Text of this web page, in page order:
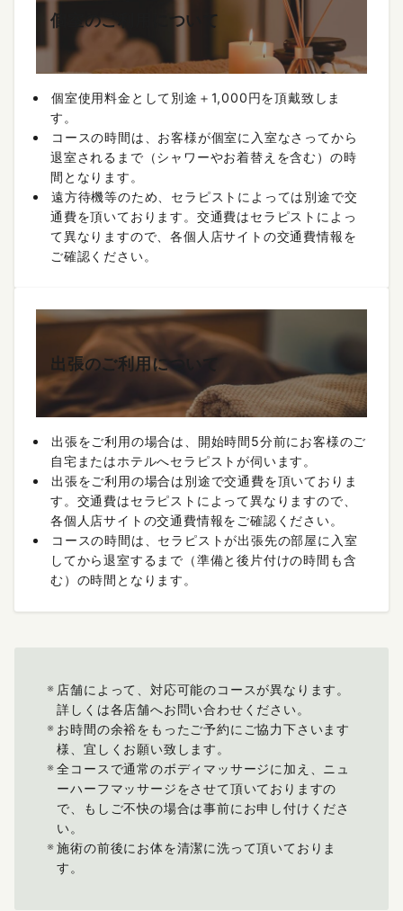
個室のご利用について
個室使用料金として別途＋1,000円を頂戴致しま
す。
コースの時間は、お客様が個室に入室なさってから
退室されるまで（シャワーやお着替えを含む）の時
間となります。
遠方待機等のため、セラピストによっては別途で交
通費を頂いております。交通費はセラピストによっ
て異なりますので、各個人店サイトの交通費情報を
ご確認ください。
出張のご利用について
出張をご利用の場合は、開始時間5分前にお客様のご
自宅またはホテルへセラピストが伺います。
出張をご利用の場合は別途で交通費を頂いておりま
す。交通費はセラピストによって異なりますので、
各個人店サイトの交通費情報をご確認ください。
コースの時間は、セラピストが出張先の部屋に入室
してから退室するまで（準備と後片付けの時間も含
む）の時間となります。
店舗によって、対応可能のコースが異なります。
詳しくは各店舗へお問い合わせください。
お時間の余裕をもったご予約にご協力下さいます
様、宜しくお願い致します。
全コースで通常のボディマッサージに加え、ニュ
ーハーフマッサージをさせて頂いておりますの
で、もしご不快の場合は事前にお申し付けくださ
い。
施術の前後にお体を清潔に洗って頂いておりま
す。